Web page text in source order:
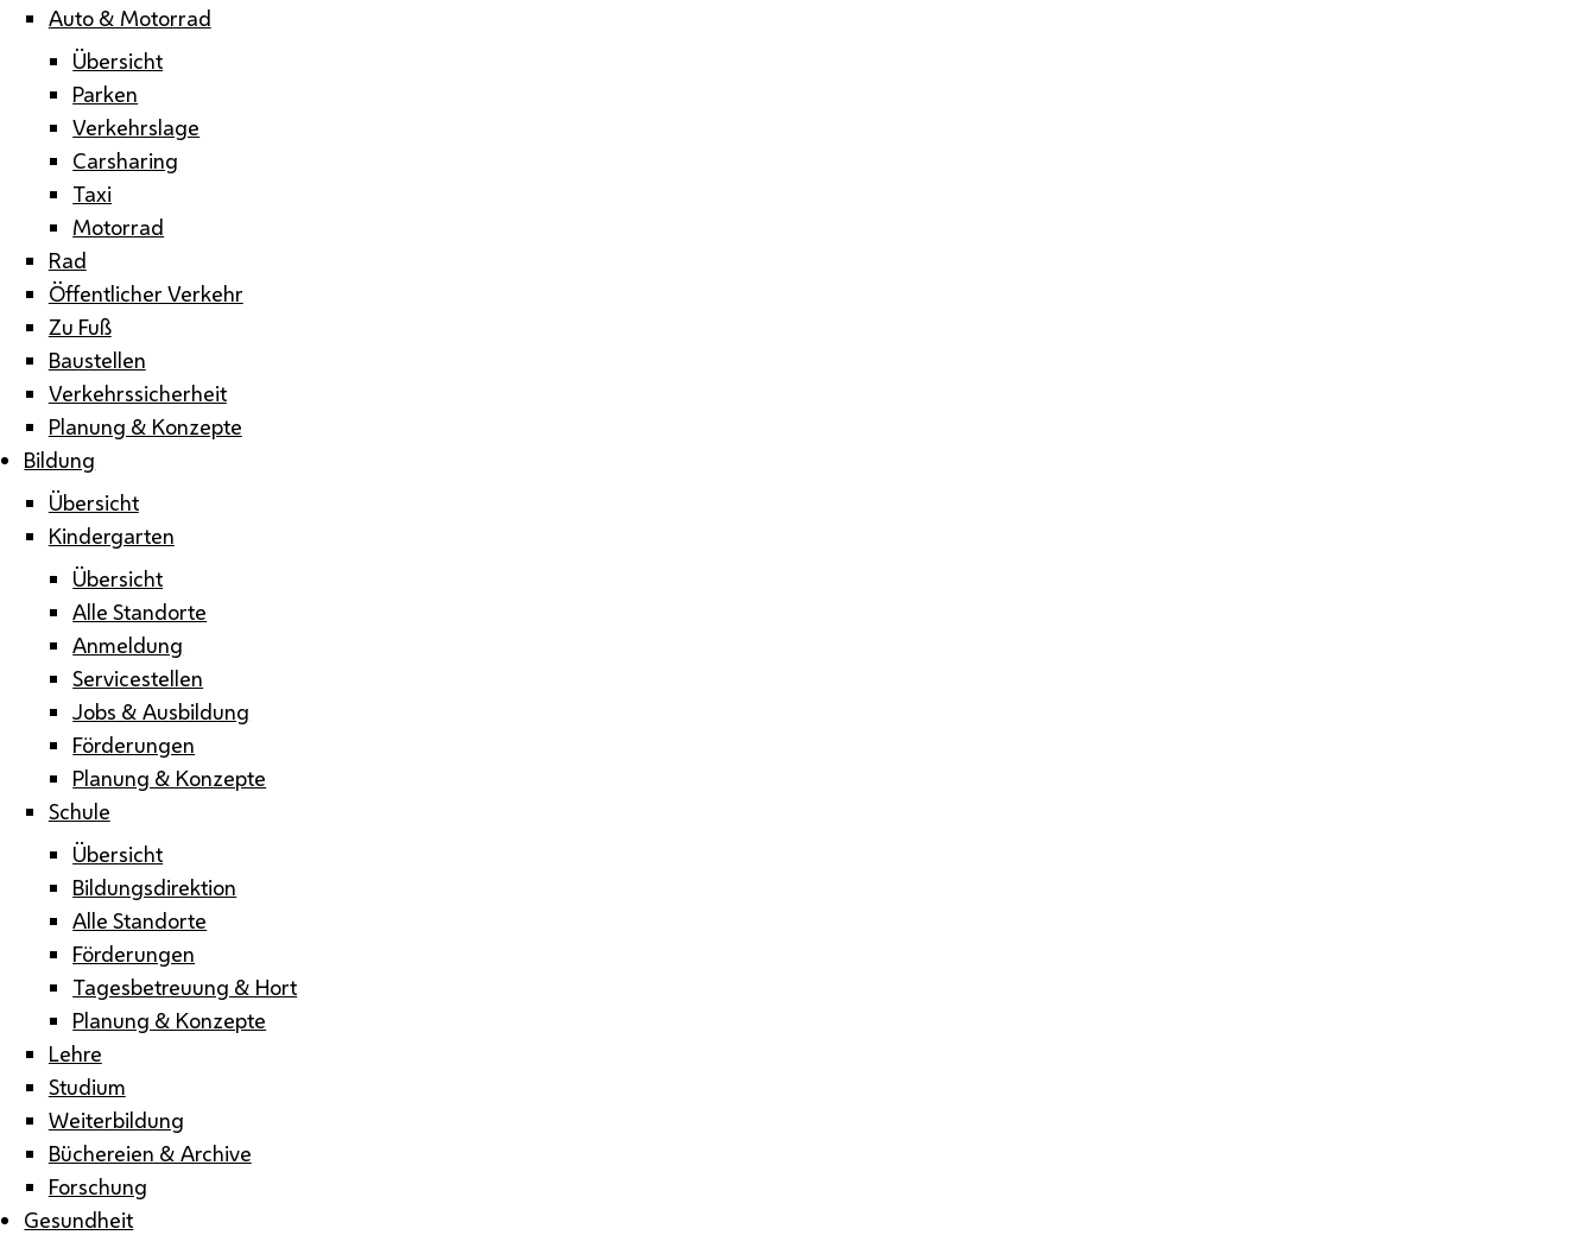
Auto & Motorrad
Übersicht
Parken
Verkehrslage
Carsharing
Taxi
Motorrad
Rad
Öffentlicher Verkehr
Zu Fuß
Baustellen
Verkehrssicherheit
Planung & Konzepte
Bildung
Übersicht
Kindergarten
Übersicht
Alle Standorte
Anmeldung
Servicestellen
Jobs & Ausbildung
Förderungen
Planung & Konzepte
Schule
Übersicht
Bildungsdirektion
Alle Standorte
Förderungen
Tagesbetreuung & Hort
Planung & Konzepte
Lehre
Studium
Weiterbildung
Büchereien & Archive
Forschung
Gesundheit